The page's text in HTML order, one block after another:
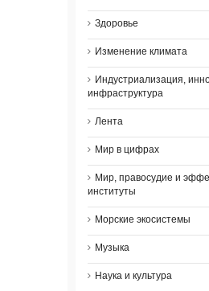
Здоровье
Изменение климата
Индустриализация,
инфраструктура
Лента
Мир в цифрах
Мир, правосудие и
институты
Морские экосистемы
Музыка
Наука и культура